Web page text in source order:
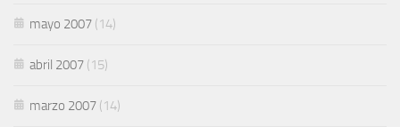
mayo 2007 (14)
abril 2007 (15)
marzo 2007 (14)